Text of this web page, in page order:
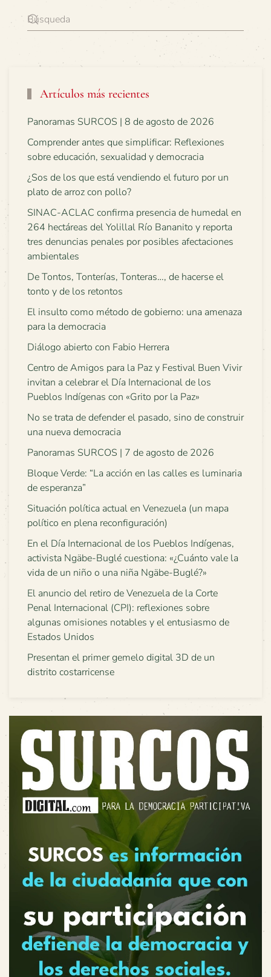
Artículos más recientes
Panoramas SURCOS | 8 de agosto de 2026
Comprender antes que simplificar: Reflexiones
sobre educación, sexualidad y democracia
¿Sos de los que está vendiendo el futuro por un
plato de arroz con pollo?
SINAC-ACLAC confirma presencia de humedal en
264 hectáreas del Yolillal Río Bananito y reporta
tres denuncias penales por posibles afectaciones
ambientales
De Tontos, Tonterías, Tonteras…, de hacerse el
tonto y de los retontos
El insulto como método de gobierno: una amenaza
para la democracia
Diálogo abierto con Fabio Herrera
Centro de Amigos para la Paz y Festival Buen Vivir
invitan a celebrar el Día Internacional de los
Pueblos Indígenas con «Grito por la Paz»
No se trata de defender el pasado, sino de construir
una nueva democracia
Panoramas SURCOS | 7 de agosto de 2026
Bloque Verde: “La acción en las calles es luminaria
de esperanza”
Situación política actual en Venezuela (un mapa
político en plena reconfiguración)
En el Día Internacional de los Pueblos Indígenas,
activista Ngäbe-Buglé cuestiona: «¿Cuánto vale la
vida de un niño o una niña Ngäbe-Buglé?»
El anuncio del retiro de Venezuela de la Corte
Penal Internacional (CPI): reflexiones sobre
algunas omisiones notables y el entusiasmo de
Estados Unidos
Presentan el primer gemelo digital 3D de un
distrito costarricense